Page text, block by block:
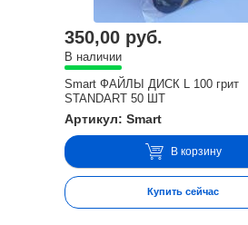
350,00 руб.
В наличии
Smart ФАЙЛЫ ДИСК L 100 грит
STANDART 50 ШТ
Артикул: Smart
В корзину
Купить сейчас